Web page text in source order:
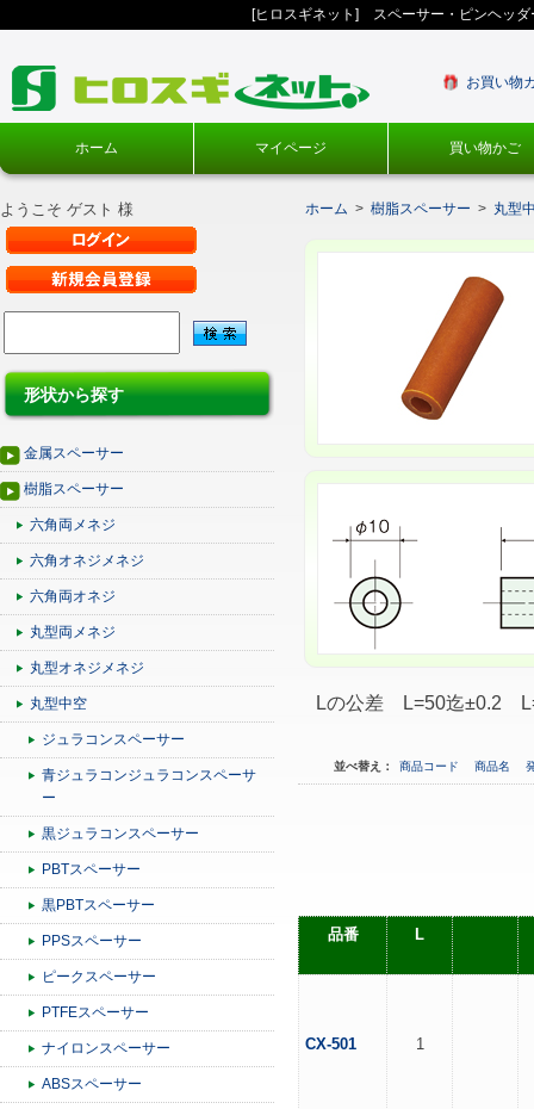
[ヒロスギネット] スペーサー・ピンヘッ
お買い物
ホーム マイページ 買い物かご
ようこそ ゲスト 様
形状から探す
金属スペーサー
樹脂スペーサー
六角両メネジ
六角オネジメネジ
六角両オネジ
丸型両メネジ
丸型オネジメネジ
丸型中空
ジュラコンスペーサー
青ジュラコンジュラコンスペーサ
ー
黒ジュラコンスペーサー
PBTスペーサー
黒PBTスペーサー
PPSスペーサー
ピークスペーサー
PTFEスペーサー
ナイロンスペーサー
ABSスペーサー
ホーム > 樹脂スペーサー > 丸型
Lの公差 L=50迄±0.2
並べ替え： 商品コード 商品名
品番 L
CX-501 1